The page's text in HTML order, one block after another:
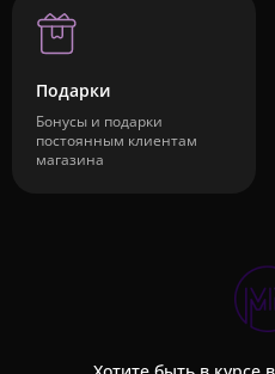
Подарки
Бонусы и подарки
постоянным клиентам
магазина